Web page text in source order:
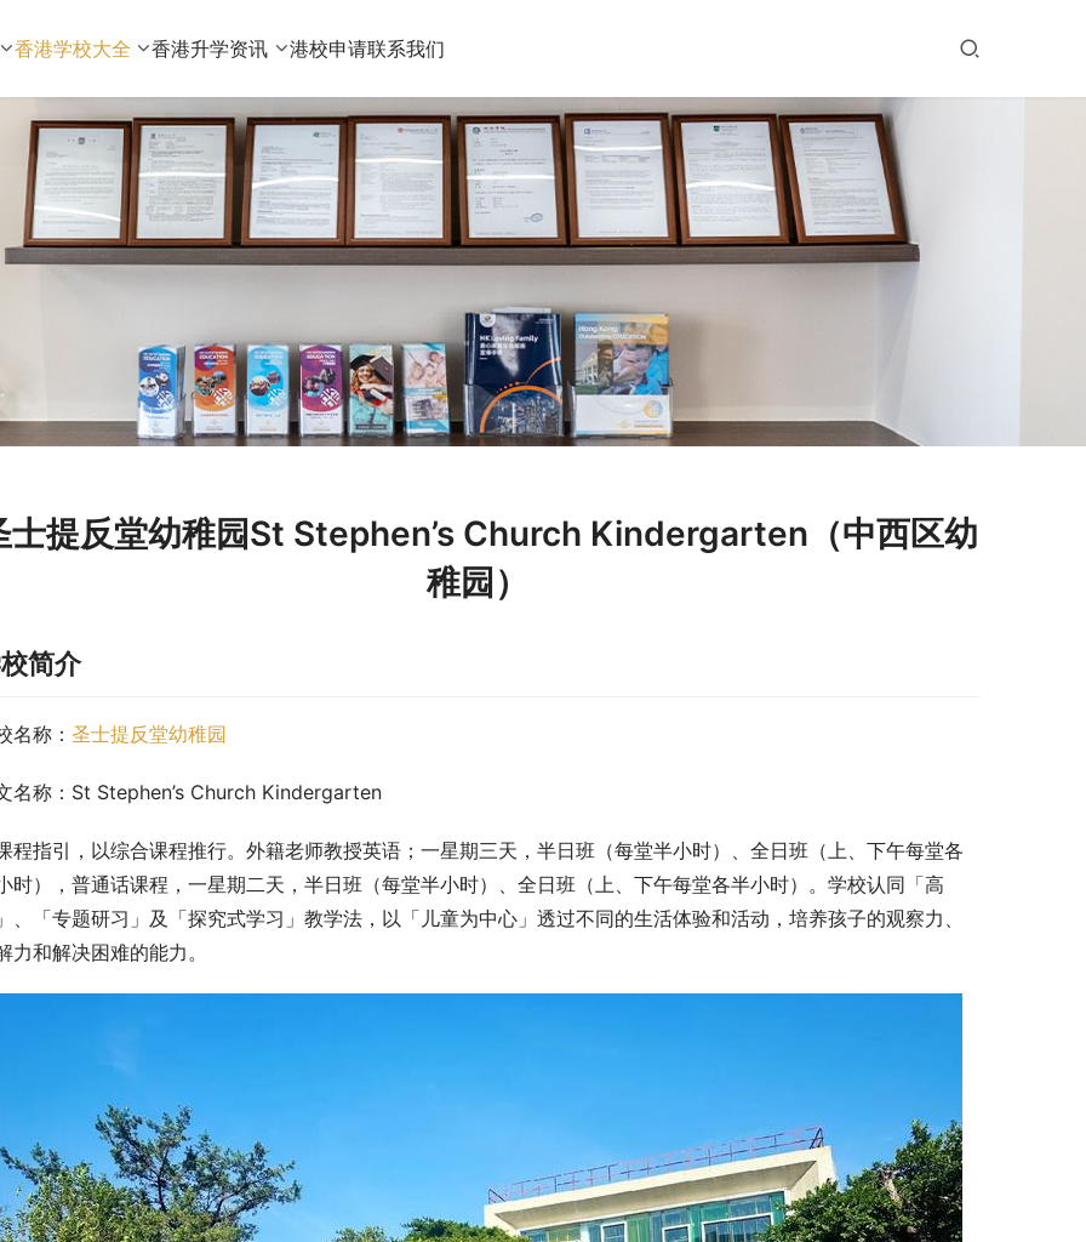
香港学校大全 香港升学资讯 港校申请联系我们
士提反堂幼稚园St Stephen’s Church Kindergarten（中西区幼
稚园）
简介
名称： 圣士提反堂幼稚园
名称：St Stephen’s Church Kindergarten
程指引，以综合课程推行。外籍老师教授英语；一星期三天，半日班（每堂半小时）、全日班（上、下午每堂各
时），普通话课程，一星期二天，半日班（每堂半小时）、全日班（上、下午每堂各半小时）。学校认同「高
、「专题研习」及「探究式学习」教学法，以「儿童为中心」透过不同的生活体验和活动，培养孩子的观察力、
力和解决困难的能力。